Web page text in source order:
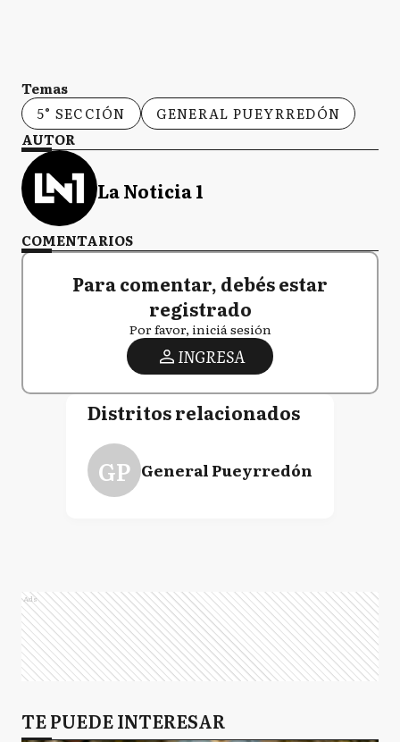
Temas
5° SECCIÓN
GENERAL PUEYRREDÓN
AUTOR
La Noticia 1
COMENTARIOS
Para comentar, debés estar
registrado
Por favor, iniciá sesión
INGRESA
Distritos relacionados
GP General Pueyrredón
Ads
TE PUEDE INTERESAR